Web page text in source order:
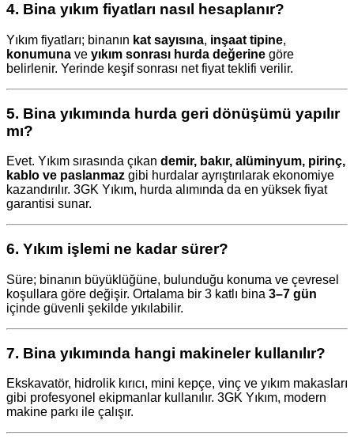
4. Bina yıkım fiyatları nasıl hesaplanır?
Yıkım fiyatları; binanın kat sayısına, inşaat tipine,
konumuna ve yıkım sonrası hurda değerine göre
belirlenir. Yerinde keşif sonrası net fiyat teklifi verilir.
5. Bina yıkımında hurda geri dönüşümü yapılır
mı?
Evet. Yıkım sırasında çıkan demir, bakır, alüminyum, pirinç,
kablo ve paslanmaz gibi hurdalar ayrıştırılarak ekonomiye
kazandırılır. 3GK Yıkım, hurda alımında da en yüksek fiyat
garantisi sunar.
6. Yıkım işlemi ne kadar sürer?
Süre; binanın büyüklüğüne, bulunduğu konuma ve çevresel
koşullara göre değişir. Ortalama bir 3 katlı bina 3–7 gün
içinde güvenli şekilde yıkılabilir.
7. Bina yıkımında hangi makineler kullanılır?
Ekskavatör, hidrolik kırıcı, mini kepçe, vinç ve yıkım makasları
gibi profesyonel ekipmanlar kullanılır. 3GK Yıkım, modern
makine parkı ile çalışır.